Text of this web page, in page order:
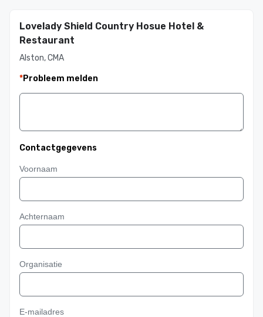
Lovelady Shield Country Hosue Hotel &
Restaurant
Alston, CMA
*Probleem melden
Contactgegevens
Voornaam
Achternaam
Organisatie
E-mailadres